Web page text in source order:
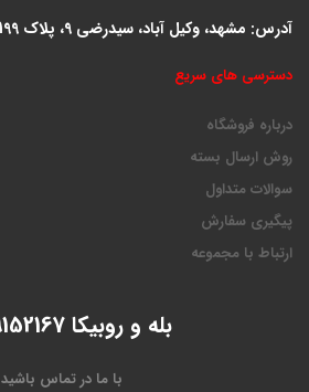
آدرس: مشهد، وکیل آباد، سیدرضی 9، پلاک 199
دسترسی های سریع
درباره فروشگاه
روش ارسال بسته
سوالات متداول
پیگیری سفارش
ارتباط با مجموعه
بله و روبیکا 09129152167
با ما در تماس باشید